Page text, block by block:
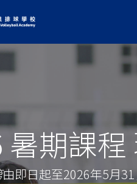
暑期課
由即日起至2026年5月31